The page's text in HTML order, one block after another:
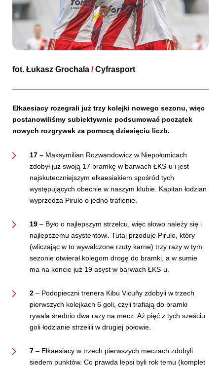
fot. Łukasz Grochala /Cyfrasport
Ełkaesiacy rozegrali już trzy kolejki nowego sezonu, więc
postanowiliśmy subiektywnie podsumować początek
nowych rozgrywek za pomocą dziesięciu liczb.
17 – Maksymilian Rozwandowicz w Niepołomicach
zdobył już swoją 17 bramkę w barwach ŁKS-u i jest
najskuteczniejszym ełkaesiakiem spośród tych
występujących obecnie w naszym klubie. Kapitan łodzian
wyprzedza Pirulo o jedno trafienie.
19 – Było o najlepszym strzelcu, więc słowo należy się i
najlepszemu asystentowi. Tutaj przoduje Pirulo, który
(wliczając w to wywalczone rzuty karne) trzy razy w tym
sezonie otwierał kolegom drogę do bramki, a w sumie
ma na koncie już 19 asyst w barwach ŁKS-u.
2 – Podopieczni trenera Kibu Vicuñy zdobyli w trzech
pierwszych kolejkach 6 goli, czyli trafiają do bramki
rywala średnio dwa razy na mecz. Aż pięć z tych sześciu
goli łodzianie strzelili w drugiej połowie.
7 – Ełkaesiacy w trzech pierwszych meczach zdobyli
siedem punktów. Co prawda lepsi byli rok temu (komplet